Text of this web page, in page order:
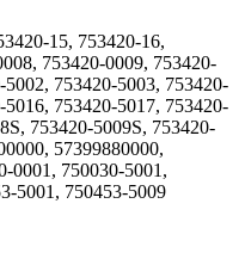
15, 753420-16,
753420-0009, 753420-
753420-5003, 753420-
753420-5017, 753420-
753420-5009S, 753420-
57399880000,
0001, 750030-5001,
5001, 750453-5009